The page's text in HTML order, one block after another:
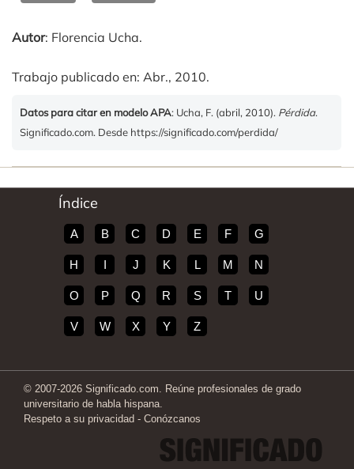
Autor: Florencia Ucha.
Trabajo publicado en: Abr., 2010.
Datos para citar en modelo APA: Ucha, F. (abril, 2010). Pérdida.
Significado.com. Desde https://significado.com/perdida/
Índice
A B C D E F G
H I J K L M N
O P Q R S T U
V W X Y Z
© 2007-2026 Significado.com. Reúne profesionales de grado
universitario de habla hispana.
Respeto a su privacidad - Conózcanos